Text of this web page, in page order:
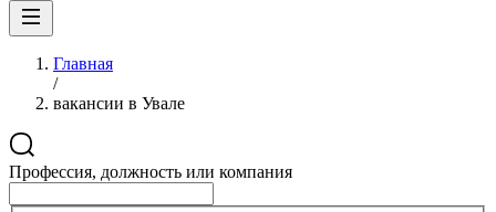
Главная
/
вакансии в Увале
Профессия, должность или компания